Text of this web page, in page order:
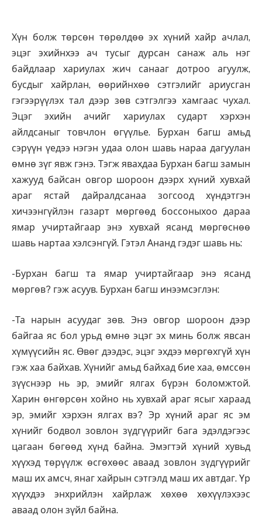
Хүн болж төрсөн төрөлдөө эх хүний хайр ачлал,
эцэг эхийнхээ ач тусыг дурсан санаж аль нэг
байдлаар хариулах жич санааг дотроо агуулж,
бусдыг хайрлан, өөрийнхөө сэтгэлийг ариусган
гэгээрүүлэх тал дээр зөв сэтгэлгээ хамгаас чухал.
Эцэг эхийн ачийг хариулах сударт хэрхэн
айлдсаныг товчлон өгүүлье. Бурхан багш амьд
сэрүүн үедээ нэгэн удаа олон шавь нараа дагуулан
өмнө зүг явж гэнэ. Тэгж явахдаа Бурхан багш замын
хажууд байсан овгор шороон дээрх хүний хувхай
араг ястай дайралдсанаа зогсоод хүндэтгэн
хичээнгүйлэн газарт мөргөөд боссоныхоо дараа
ямар учиртайгаар энэ хувхай ясанд мөргөснөө
шавь нартаа хэлсэнгүй. Гэтэл Ананд гэдэг шавь нь:
-Бурхан багш та ямар учиртайгаар энэ ясанд
мөргөв? гэж асуув. Бурхан багш инээмсэглэн:
-Та нарын асуудаг зөв. Энэ овгор шороон дээр
байгаа яс бол урьд өмнө эцэг эх минь болж явсан
хүмүүсийн яс. Өвөг дээдэс, эцэг эхдээ мөргөхгүй хүн
гэж хаа байхав. Хүнийг амьд байхад бие хаа, өмссөн
зүүснээр нь эр, эмийг ялгах бүрэн боломжтой.
Харин өнгөрсөн хойно нь хувхай араг ясыг хараад
эр, эмийг хэрхэн ялгах вэ? Эр хүний араг яс эм
хүнийг бодвол зовлон зүдгүүрийг бага эдэлдэгээс
цагаан бөгөөд хүнд байна. Эмэгтэй хүний хувьд
хүүхэд төрүүлж өсгөхөөс аваад зовлон зүдгүүрийг
маш их амсч, янаг хайрын сэтгэлд маш их автдаг. Үр
хүүхдээ энхрийлэн хайрлаж хөхөө хөхүүлэхээс
аваад олон зүйл байна.